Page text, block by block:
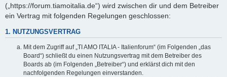
(„https://forum.tiamoitalia.de“) wird zwischen dir und dem Betreiber
ein Vertrag mit folgenden Regelungen geschlossen:
1. NUTZUNGSVERTRAG
Mit dem Zugriff auf „TI AMO ITALIA - Italienforum“ (im Folgenden „das
Board“) schließt du einen Nutzungsvertrag mit dem Betreiber des
Boards ab (im Folgenden „Betreiber“) und erklärst dich mit den
nachfolgenden Regelungen einverstanden.